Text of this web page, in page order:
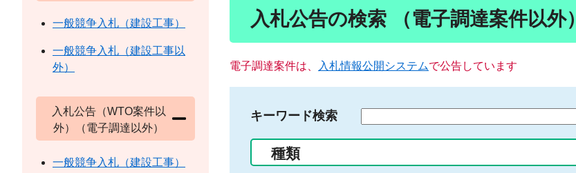
入札公告の検索 （電子調達案件以外）
電子調達案件は、 入札情報公開システムで公告しています
キーワード検索
る
種類
一般競争入札（建設工事）
一般競争入札（建設工事以
外）
入札公告（WTO案件以
外）（電子調達以外）
一般競争入札（建設工事）